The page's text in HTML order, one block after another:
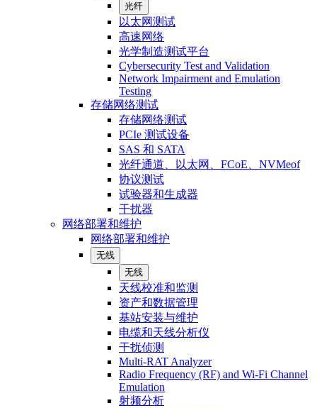
光纤
以太网测试
高速网络
光学制造测试平台
Cybersecurity Test and Validation
Network Impairment and Emulation
Testing
存储网络测试
存储网络测试
PCIe 测试设备
SAS 和 SATA
光纤通道、以太网、FCoE、NVMeof
协议测试
试验器和生成器
干扰器
网络部署和维护
网络部署和维护
无线
无线
天线校准和监测
资产和数据管理
基站安装与维护
电缆和天线分析仪
干扰侦测
Multi-RAT Analyzer
Radio Frequency (RF) and Wi-Fi Channel
Emulation
射频分析